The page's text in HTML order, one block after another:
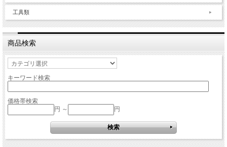
工具類
商品検索
キーワード検索
価格帯検索
円 ～
円